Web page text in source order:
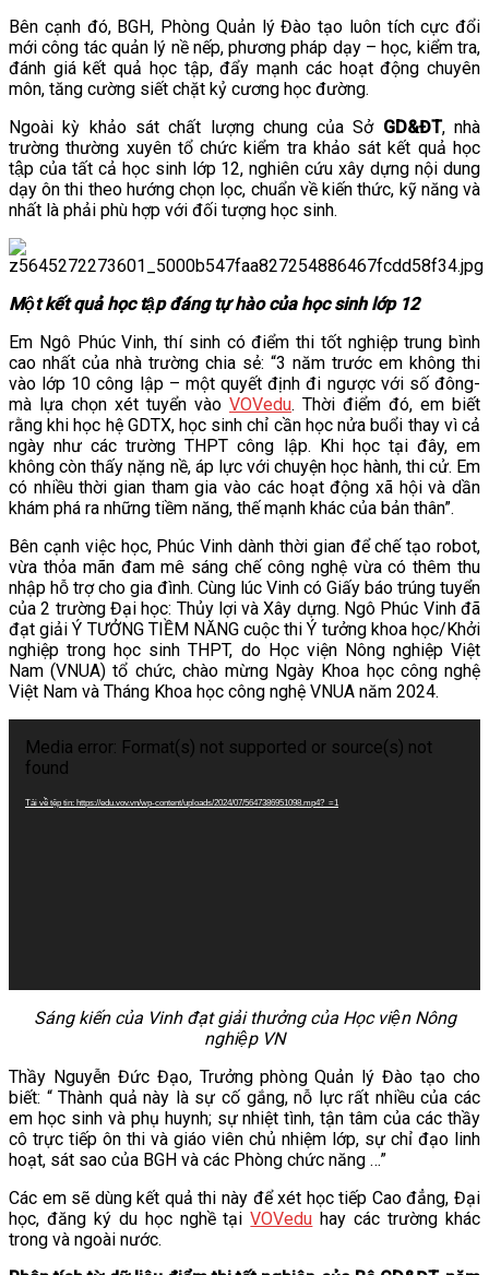
Bên cạnh đó, BGH, Phòng Quản lý Đào tạo luôn tích cực đổi
mới công tác quản lý nề nếp, phương pháp dạy – học, kiểm tra,
đánh giá kết quả học tập, đẩy mạnh các hoạt động chuyên
môn, tăng cường siết chặt kỷ cương học đường.
Ngoài kỳ khảo sát chất lượng chung của SởGD&ĐT, nhà
trường thường xuyên tổ chức kiểm tra khảo sát kết quả học
tập của tất cả học sinh lớp 12, nghiên cứu xây dựng nội dung
dạy ôn thi theo hướng chọn lọc, chuẩn về kiến thức, kỹ năng và
nhất là phải phù hợp với đối tượng học sinh.
Một kết quả học tập đáng tự hào của học sinh lớp 12
Em Ngô Phúc Vinh, thí sinh có điểm thi tốt nghiệp trung bình
cao nhất của nhà trường chia sẻ: “3 năm trước em không thi
vào lớp 10 công lập – một quyết định đi ngược với số đông-
mà lựa chọn xét tuyển vào VOVedu. Thời điểm đó, em biết
rằng khi học hệ GDTX, học sinh chỉ cần học nửa buổi thay vì cả
ngày như các trường THPT công lập. Khi học tại đây, em
không còn thấy nặng nề, áp lực với chuyện học hành, thi cử. Em
có nhiều thời gian tham gia vào các hoạt động xã hội và dần
khám phá ra những tiềm năng, thế mạnh khác của bản thân”.
Bên cạnh việc học, Phúc Vinh dành thời gian để chế tạo robot,
vừa thỏa mãn đam mê sáng chế công nghệ vừa có thêm thu
nhập hỗ trợ cho gia đình. Cùng lúc Vinh có Giấy báo trúng tuyển
của 2 trường Đại học: Thủy lợi và Xây dựng. Ngô Phúc Vinh đã
đạt giải Ý TƯỞNG TIỀM NĂNG cuộc thi Ý tưởng khoa học/Khởi
nghiệp trong học sinh THPT, do Học viện Nông nghiệp Việt
Nam (VNUA) tổ chức, chào mừng Ngày Khoa học công nghệ
Việt Nam và Tháng Khoa học công nghệ VNUA năm 2024.
chơi
Video
Media error: Format(s) not supported or source(s) not
found
Tải về tệp tin: https://edu.vov.vn/wp-content/uploads/2024/07/5647386951098.mp4?_=1
Sáng kiến của Vinh đạt giải thưởng của Học viện Nông
nghiệp VN
Thầy Nguyễn Đức Đạo, Trưởng phòng Quản lý Đào tạo cho
biết: “ Thành quả này là sự cố gắng, nỗ lực rất nhiều của các
em học sinh và phụ huynh; sự nhiệt tình, tận tâm của các thầy
cô trực tiếp ôn thi và giáo viên chủ nhiệm lớp, sự chỉ đạo linh
hoạt, sát sao của BGH và các Phòng chức năng …”
Các em sẽ dùng kết quả thi này để xét học tiếp Cao đẳng, Đại
học, đăng ký du học nghề tạiVOVedu hay các trường khác
trong và ngoài nước.